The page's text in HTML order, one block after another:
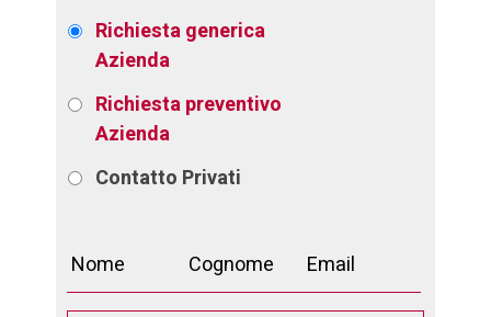
Richiesta generica
Azienda
Richiesta preventivo
Azienda
Contatto Privati